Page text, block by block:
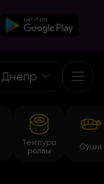
Днепр
Темпура
роллы
Суши